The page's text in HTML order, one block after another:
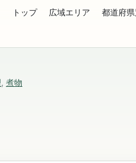
トップ 広域エリア 都道府県
, 煮物